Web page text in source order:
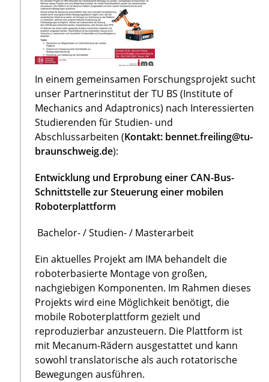
In einem gemeinsamen Forschungsprojekt sucht
unser Partnerinstitut der TU BS (Institute of
Mechanics and Adaptronics) nach Interessierten
Studierenden für Studien- und
Abschlussarbeiten (Kontakt: bennet.freiling@tu-
braunschweig.de):
Entwicklung und Erprobung einer CAN-Bus-
Schnittstelle zur Steuerung einer mobilen
Roboterplattform
Bachelor- / Studien- / Masterarbeit
Ein aktuelles Projekt am IMA behandelt die
roboterbasierte Montage von großen,
nachgiebigen Komponenten. Im Rahmen dieses
Projekts wird eine Möglichkeit benötigt, die
mobile Roboterplattform gezielt und
reproduzierbar anzusteuern. Die Plattform ist
mit Mecanum-Rädern ausgestattet und kann
sowohl translatorische als auch rotatorische
Bewegungen ausführen.